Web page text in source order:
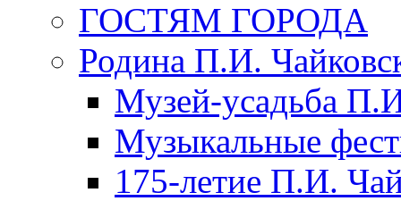
ГОСТЯМ ГОРОДА
Родина П.И.
Музей-усадьба
Музыкальные
175-летие П.И.